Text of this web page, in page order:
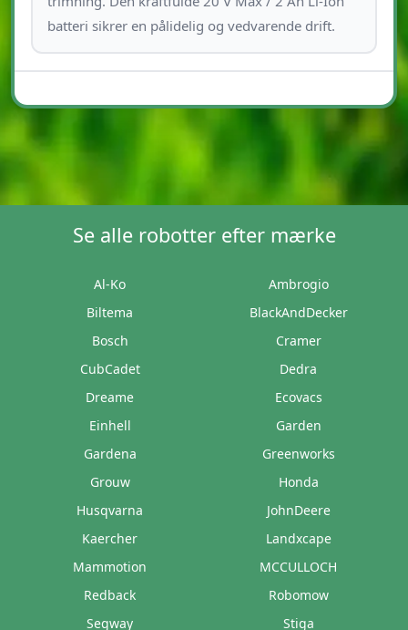
batteri sikrer en pålidelig og vedvarende drift.
Se alle robotter efter mærke
Al-Ko
Ambrogio
Biltema
BlackAndDecker
Bosch
Cramer
CubCadet
Dedra
Dreame
Ecovacs
Einhell
Garden
Gardena
Greenworks
Grouw
Honda
Husqvarna
JohnDeere
Kaercher
Landxcape
Mammotion
MCCULLOCH
Redback
Robomow
Segway
Stiga